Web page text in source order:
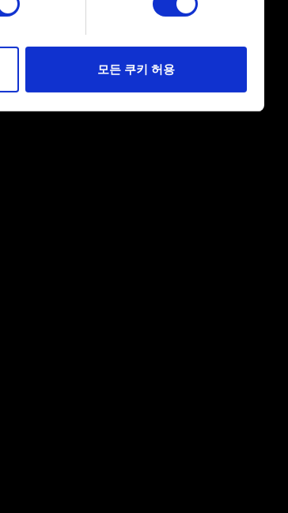
를 들어, 소셜 미디어를 통해 사용자와
할 수도 있습니다. 물론, 이처럼
모든 쿠키 허용